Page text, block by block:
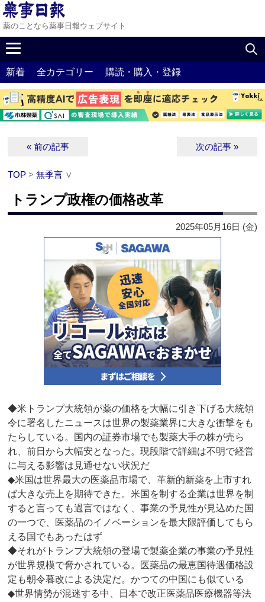
薬のことなら薬事日報ウェブサイト
新着 全カテゴリー 購読・購入・登録
« 前の記事 次の記事 »
TOP >無季言 ∨
トランプ政権の価格改革
2025年05月16日 (金)
◆米トランプ大統領が薬の価格を大幅に引き下げる大統領
令に署名したニュースは世界の製薬業界に大きな衝撃をも
たらしている。国内の証券市場でも製薬大手の株が売ら
れ、前日から大幅安となった。現段階で詳細は不明で経営
に与える影響は見通せない状況だ
◆米国は世界最大の医薬品市場で、革新的新薬を上市すれ
ば大きな売上を期待できた。米国を制する企業は世界を制
すると言っても過言ではなく、事業の予見性が見込めた国
の一つで、医薬品のイノベーションを最大限評価してもら
える国でもあったはず
◆それがトランプ大統領の登場で製薬企業の事業の予見性
が世界規模で脅かされている。医薬品の最恵国待遇価格設
定も朝令暮改による決定だ。かつての中国にも似ている
◆世界情勢が混迷する中、日本で改正医薬品医療機器等法